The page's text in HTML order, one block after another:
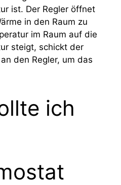
ist. Der Regler öffnet
in den Raum zu
im Raum auf die
steigt, schickt der
den Regler, um das
ich